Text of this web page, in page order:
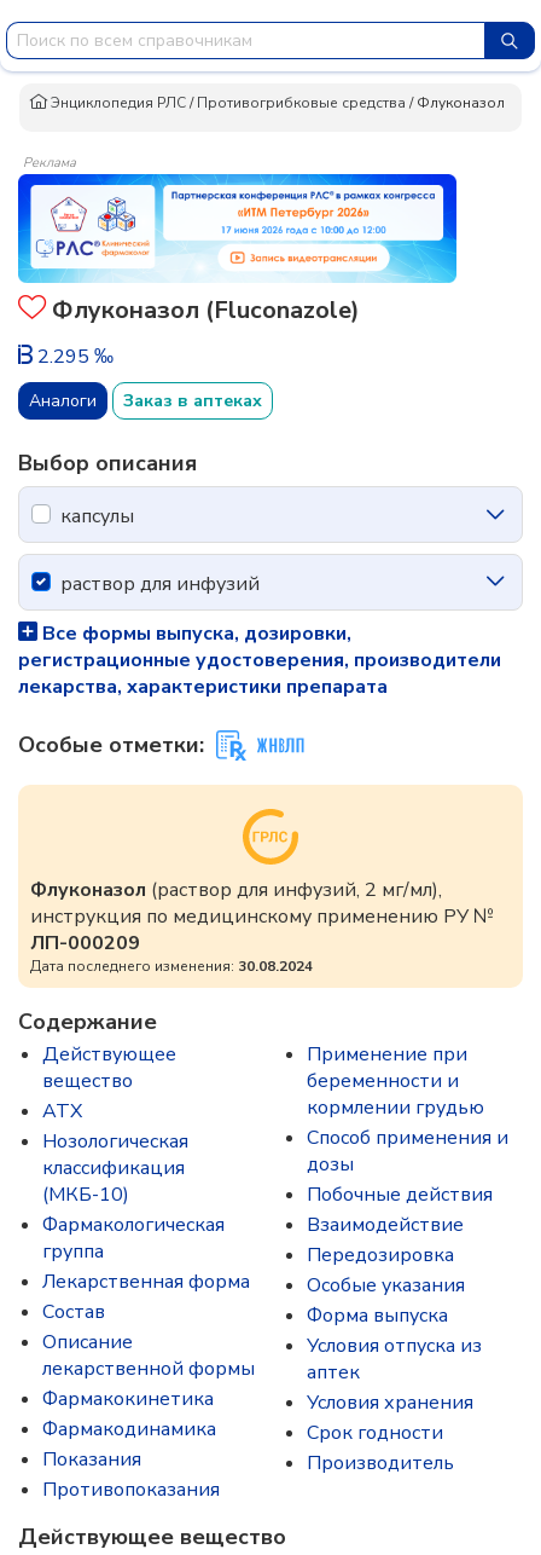
Энциклопедия РЛС/Противогрибковые средства /Флуконазол
Реклама
Флуконазол (Fluconazole)
2.295 ‰
Аналоги Заказ в аптеках
Выбор описания
капсулы
раствор для инфузий
Все формы выпуска, дозировки,
регистрационные удостоверения, производители
лекарства, характеристики препарата
Особые отметки:
Флуконазол (раствор для инфузий, 2 мг/мл),
инструкция по медицинскому применению РУ №
ЛП-000209
Дата последнего изменения: 30.08.2024
Содержание
Действующее
вещество
ATX
Нозологическая
классификация
(МКБ-10)
Фармакологическая
группа
Лекарственная форма
Состав
Описание
лекарственной формы
Фармакокинетика
Фармакодинамика
Показания
Противопоказания
Применение при
беременности и
кормлении грудью
Способ применения и
дозы
Побочные действия
Взаимодействие
Передозировка
Особые указания
Форма выпуска
Условия отпуска из
аптек
Условия хранения
Срок годности
Производитель
Действующее вещество